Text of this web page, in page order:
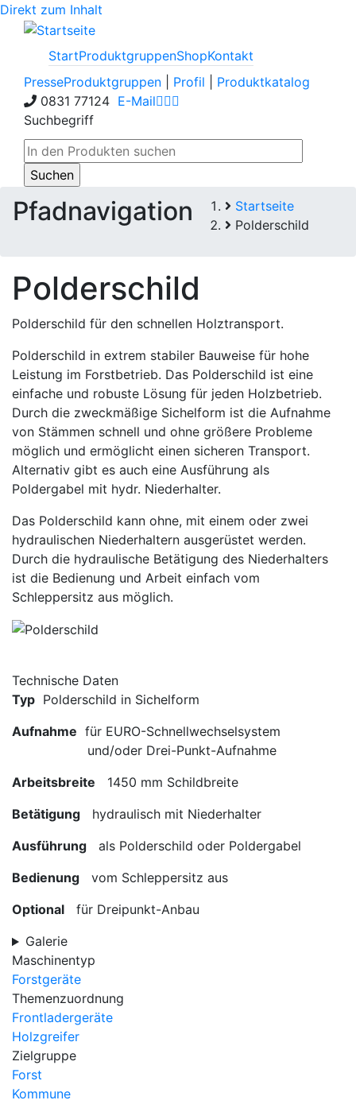
Direkt zum Inhalt
StartProduktgruppenShopKontakt
PresseProduktgruppen Profil
Produktkatalog
0831 77124 E-Mail
Suchbegriff
Pfadnavigation
Startseite
Polderschild
Polderschild
Polderschild für den schnellen Holztransport.
Polderschild in extrem stabiler Bauweise für hohe
Leistung im Forstbetrieb. Das Polderschild ist eine
einfache und robuste Lösung für jeden Holzbetrieb.
Durch die zweckmäßige Sichelform ist die Aufnahme
von Stämmen schnell und ohne größere Probleme
möglich und ermöglicht einen sicheren Transport.
Alternativ gibt es auch eine Ausführung als
Poldergabel mit hydr. Niederhalter.
Das Polderschild kann ohne, mit einem oder zwei
hydraulischen Niederhaltern ausgerüstet werden.
Durch die hydraulische Betätigung des Niederhalters
ist die Bedienung und Arbeit einfach vom
Schleppersitz aus möglich.
Technische Daten
Typ Polderschild in Sichelform
Aufnahme für EURO-Schnellwechselsystem
und/oder Drei-Punkt-Aufnahme
Arbeitsbreite 1450 mm Schildbreite
Betätigung hydraulisch mit Niederhalter
Ausführung als Polderschild oder Poldergabel
Bedienung vom Schleppersitz aus
Optional für Dreipunkt-Anbau
Galerie
Maschinentyp
Forstgeräte
Themenzuordnung
Frontladergeräte
Holzgreifer
Zielgruppe
Forst
Kommune